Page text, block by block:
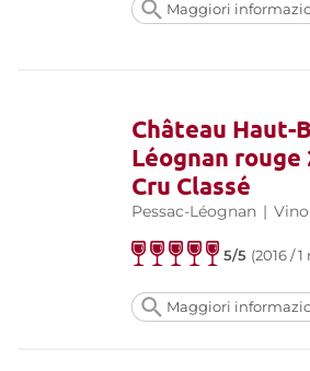
Maggiori
Château Haut-
Léognan rouge
Cru Classé
Pessac-Léognan |
5/5 (2016 /
Maggiori